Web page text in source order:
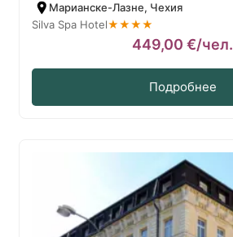
Марианске-Лазне, Чехия
Silva Spa Hotel★★★★
449,00 €/чел.
Подробнее